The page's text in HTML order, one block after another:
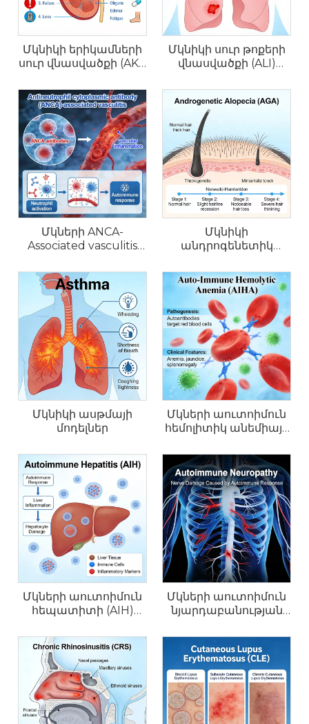
Մկնիկի երիկամների
սուր վնասվածքի (AKI)
Մկնիկի սուր թոքերի
վնասվածքի (ALI)
Մկների ANCA-
Associated vasculitis
Մկնիկի
անդրոգենետիկ
մոդելներ
Մկնիկի ասթմայի
մոդելներ
Մկների աուտոիմուն
հեմոլիտիկ անեմիայի
Մկների աուտոիմուն
հեպատիտի (AIH)
Մկների աուտոիմուն
նյարդաբանության